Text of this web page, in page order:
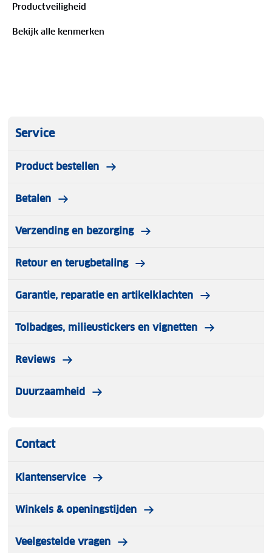
Gladde afwerking
Productveiligheid
Bekijk alle kenmerken
Service
Product bestellen
Betalen
Verzending en bezorging
Retour en terugbetaling
Garantie, reparatie en artikelklachten
Tolbadges, milieustickers en vignetten
Reviews
Duurzaamheid
Contact
Klantenservice
Winkels & openingstijden
Veelgestelde vragen